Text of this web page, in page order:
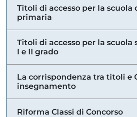
Titoli di accesso per la
primaria
Titoli di accesso per la scuola
I e II grado
La corrispondenza tra titoli e
insegnamento
Riforma Classi di Concorso